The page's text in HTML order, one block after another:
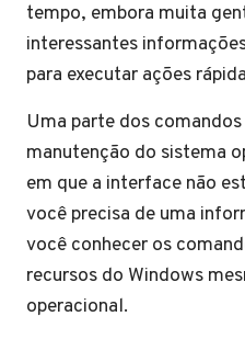
tempo, embora muita
interessantes
para executar ações
Uma parte dos
manutenção do sistema
em que a interface não
você precisa de uma
você conhecer os
recursos do Windows
operacional.